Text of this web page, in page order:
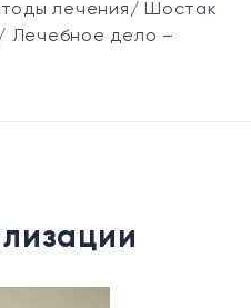
лечения/ Шостак
Лечебное дело –